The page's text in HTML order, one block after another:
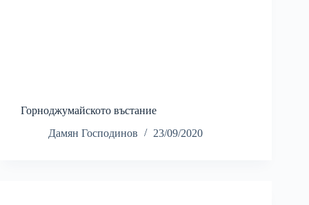
Горноджумайското въстание
Дамян Господинов
23/09/2020